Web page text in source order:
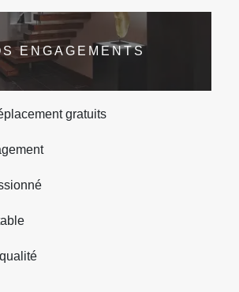
ENGAGEMENTS
gratuits